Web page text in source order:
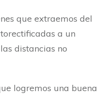
que extraemos del
a un
distancias no
logremos una buena